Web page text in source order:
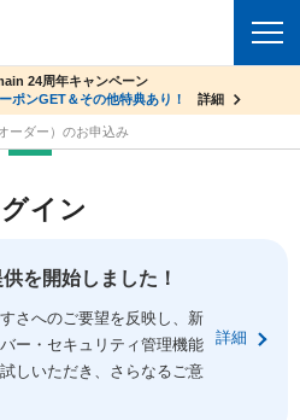
facebook
ーV2ビジネス応援キャンペーン
1年間無料
詳細
24周年キャンペーン
ポンGET＆その他特典あり！ 詳細
ーダー）のお申込み
イン
を開始しました！
さへのご要望を反映し、新
ー・セキュリティ管理機能
しいただき、さらなるご意
詳細